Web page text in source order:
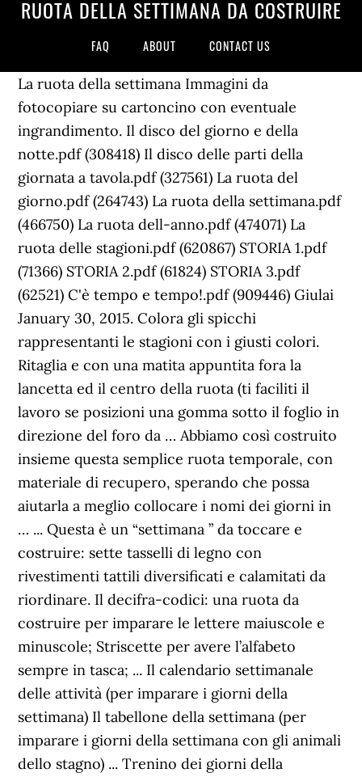
RUOTA DELLA SETTIMANA DA COSTRUIRE
FAQ ABOUT CONTACT US
La ruota della settimana Immagini da
fotocopiare su cartoncino con eventuale
ingrandimento. Il disco del giorno e della
notte.pdf (308418) Il disco delle parti della
giornata a tavola.pdf (327561) La ruota del
giorno.pdf (264743) La ruota della settimana.pdf
(466750) La ruota dell-anno.pdf (474071) La
ruota delle stagioni.pdf (620867) STORIA 1.pdf
(71366) STORIA 2.pdf (61824) STORIA 3.pdf
(62521) C'è tempo e tempo!.pdf (909446) Giulai
January 30, 2015. Colora gli spicchi
rappresentanti le stagioni con i giusti colori.
Ritaglia e con una matita appuntita fora la
lancetta ed il centro della ruota (ti faciliti il
lavoro se posizioni una gomma sotto il foglio in
direzione del foro da … Abbiamo così costruito
insieme questa semplice ruota temporale, con
materiale di recupero, sperando che possa
aiutarla a meglio collocare i nomi dei giorni in
… ... Questa è un “settimana ” da toccare e
costruire: sette tasselli di legno con
rivestimenti tattili diversificati e calamitati da
riordinare. Il decifra-codici: una ruota da
costruire per imparare le lettere maiuscole e
minuscole; Striscette per avere l’alfabeto
sempre in tasca; ... Il calendario settimanale
delle attività (per imparare i giorni della
settimana) Il tabellone della settimana (per
imparare i giorni della settimana con gli animali
dello stagno) ... Trenino dei giorni della